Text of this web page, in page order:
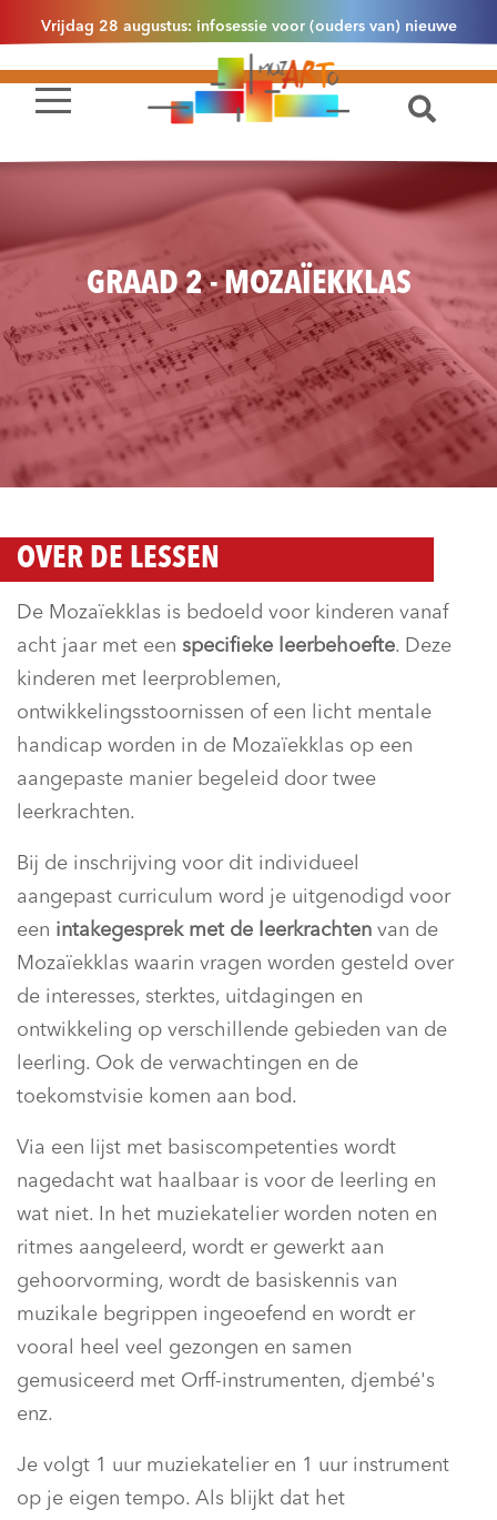
Vrijdag 28 augustus: infosessie voor (ouders van) nieuwe
leerlingen 2.1 om 13u30 in Essen
GRAAD 2 - MOZAÏEKKLAS
OVER DE LESSEN
De Mozaïekklas is bedoeld voor kinderen vanaf
acht jaar met een specifieke leerbehoefte. Deze
kinderen met leerproblemen,
ontwikkelingsstoornissen of een licht mentale
handicap worden in de Mozaïekklas op een
aangepaste manier begeleid door twee
leerkrachten.
Bij de inschrijving voor dit individueel
aangepast curriculum word je uitgenodigd voor
een intakegesprek met de leerkrachten van de
Mozaïekklas waarin vragen worden gesteld over
de interesses, sterktes, uitdagingen en
ontwikkeling op verschillende gebieden van de
leerling. Ook de verwachtingen en de
toekomstvisie komen aan bod.
Via een lijst met basiscompetenties wordt
nagedacht wat haalbaar is voor de leerling en
wat niet. In het muziekatelier worden noten en
ritmes aangeleerd, wordt er gewerkt aan
gehoorvorming, wordt de basiskennis van
muzikale begrippen ingeoefend en wordt er
vooral heel veel gezongen en samen
gemusiceerd met Orff-instrumenten, djembé's
enz.
Je volgt 1 uur muziekatelier en 1 uur instrument
op je eigen tempo. Als blijkt dat het